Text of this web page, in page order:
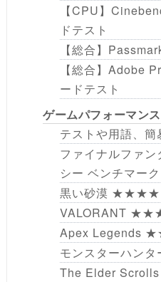
【CPU】
ドテスト
【総合】
【総合】Adobe
ードテスト
ゲームパフォーマンス
テストや用語、簡
ファイナルファ
シー ベンチマ
黒い砂漠
VALORANT
Apex
モンスターハン
The Elder